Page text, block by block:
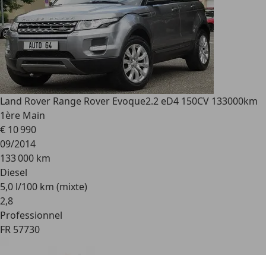
Land Rover Range Rover Evoque2.2 eD4 150CV 133000km
1ère Main
€ 10 990
09/2014
133 000 km
Diesel
5,0 l/100 km (mixte)
2,8
Professionnel
FR 57730